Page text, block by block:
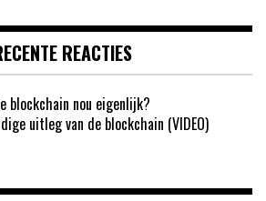
REACTIES
blockchain nou eigenlijk?
uitleg van de blockchain (VIDEO)